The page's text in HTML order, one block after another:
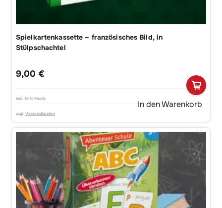
Spielkartenkassette – französisches Bild, in
Stülpschachtel
9,00 €
inkl. 19 % MwSt.
zzgl. Versandkosten
In den Warenkorb